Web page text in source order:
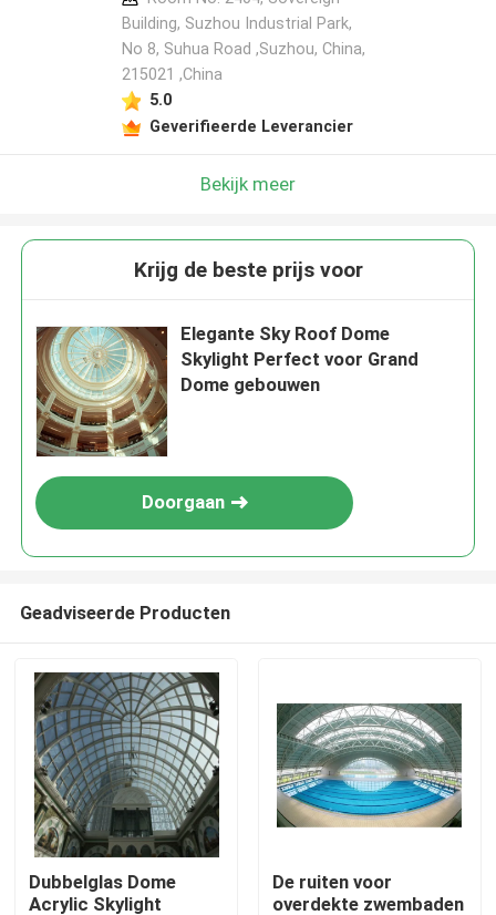
Building, Suzhou Industrial Park,
No 8, Suhua Road ,Suzhou, China,
215021 ,China
5.0
Geverifieerde Leverancier
Bekijk meer
Krijg de beste prijs voor
Elegante Sky Roof Dome
Skylight Perfect voor Grand
Dome gebouwen
Doorgaan
Geadviseerde Producten
Dubbelglas Dome
Acrylic Skylight
De ruiten voor
overdekte zwembaden